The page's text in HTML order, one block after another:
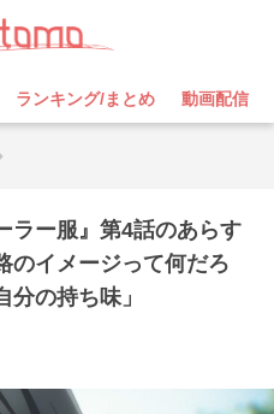
ランキング/まとめ 動画配信
ラー服』第4話のあらす
のイメージって何だろ
の持ち味」